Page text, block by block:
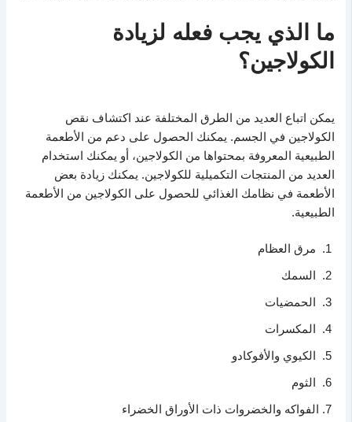
ما الذي يجب فعله لزيادة
الكولاجين؟
يمكن اتباع العديد من الطرق المختلفة عند اكتشاف نقص
الكولاجين في الجسم. يمكنك الحصول على دعم من الأطعمة
الطبيعية المعروفة بمحتواها من الكولاجين، أو يمكنك استخدام
العديد من المنتجات التكميلية للكولاجين. يمكنك زيادة بعض
الأطعمة في نظامك الغذائي للحصول على الكولاجين من الأطعمة
الطبيعية.
مرق العظام
السمك
الحمضيات
المكسرات
الكيوي والأفوكادو
الثوم
الفواكه والخضروات ذات الأوراق الخضراء